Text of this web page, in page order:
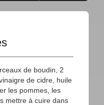
de boudin, 2
de cidre, huile
les pommes, les
mettre à cuire dans